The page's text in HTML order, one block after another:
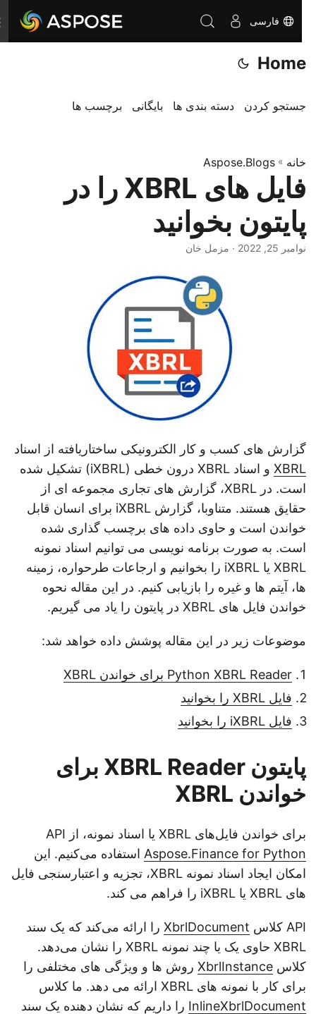
فارسی
Home
جستجو کردن دسته بندی ها بایگانی برچسب ها
خانه»
Aspose.Blogs
فایل های XBRL را در
پایتون بخوانید
نوامبر 25, 2022 · مزمل خان
گزارش های کسب و کار الکترونیکی ساختاریافته از اسناد
XBRL
و اسناد XBRL درون خطی (iXBRL) تشکیل شده
است. در XBRL، گزارش های تجاری مجموعه ای از
حقایق هستند. متناوبا، گزارش iXBRL برای انسان قابل
خواندن است و حاوی داده های برچسب گذاری شده
است. به صورت برنامه نویسی می توانیم اسناد نمونه
XBRL یا iXBRL را بخوانیم و ارجاعات طرحواره، زمینه
ها، آیتم ها و غیره را بازیابی کنیم. در این مقاله نحوه
خواندن فایل های XBRL در پایتون را یاد می گیریم.
موضوعات زیر در این مقاله پوشش داده خواهد شد:
Python XBRL Reader برای خواندن XBRL
فایل XBRL را بخوانید
فایل iXBRL را بخوانید
پایتون XBRL Reader برای
خواندن XBRL
برای خواندن فایل‌های XBRL یا اسناد نمونه، از API
Aspose.Finance for Pythonاستفاده می‌کنیم. این
امکان ایجاد اسناد نمونه XBRL، تجزیه و اعتبارسنجی فایل
های XBRL یا iXBRL را فراهم می کند.
API کلاس XbrlDocumentرا ارائه می‌کند که یک سند
XBRL حاوی یک یا چند نمونه XBRL را نشان می‌دهد.
کلاس XbrlInstanceروش ها و ویژگی های مختلفی را
برای کار با نمونه های XBRL ارائه می دهد. ما کلاس
InlineXbrlDocumentرا داریم که نشان دهنده یک سند